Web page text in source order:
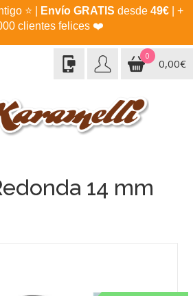
⭐ Envío GRATIS desde 49€| +
clientes felices ❤️
0
0,00€
14 mm